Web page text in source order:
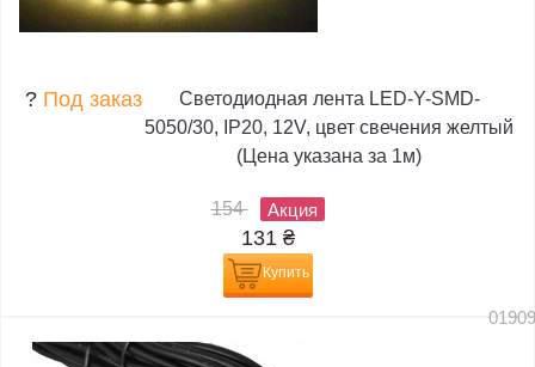
? Под заказ
Светодиодная лента LED-Y-SMD-
5050/30, IP20, 12V, цвет свечения желтый
(Цена указана за 1м)
154 Акция
131 ₴
Купить